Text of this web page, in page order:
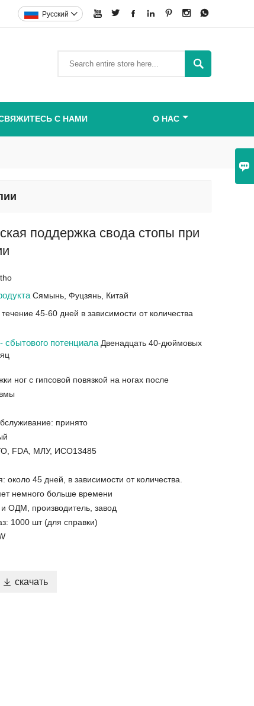

      
Pусский 

С НАМИ О НАС
поддержка свода стопы при
Сямынь, Фуцзянь, Китай
45-60 дней в зависимости от количества
сбытового потенциала Двенадцать 40-дюймовых
ног с гипсовой повязкой на ногах после
принято
FDA, МЛУ, ИСО13485
45 дней, в зависимости от количества.
немного больше времени
ОДМ, производитель, завод
1000 шт (для справки)
 скачать